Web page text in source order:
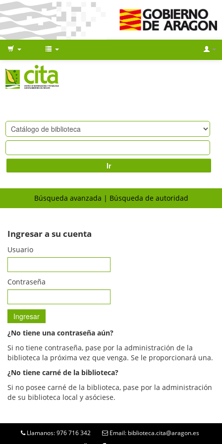
Ir
Búsqueda avanzada Búsqueda de autoridad
Ingresar a su cuenta
Usuario
Contraseña
¿No tiene una contraseña aún?
Si no tiene contraseña, pase por la administración de la
biblioteca la próxima vez que venga. Se le proporcionará una.
¿No tiene carné de la biblioteca?
Si no posee carné de la biblioteca, pase por la administración
de su biblioteca local y asóciese.
Llamanos: 976 716 342 Email: biblioteca.cita@aragon.es